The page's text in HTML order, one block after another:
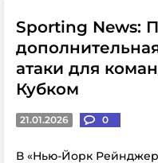
Sporting News:
атаки для
Кубком
21.01.2026 0
В «Нью-Йорк